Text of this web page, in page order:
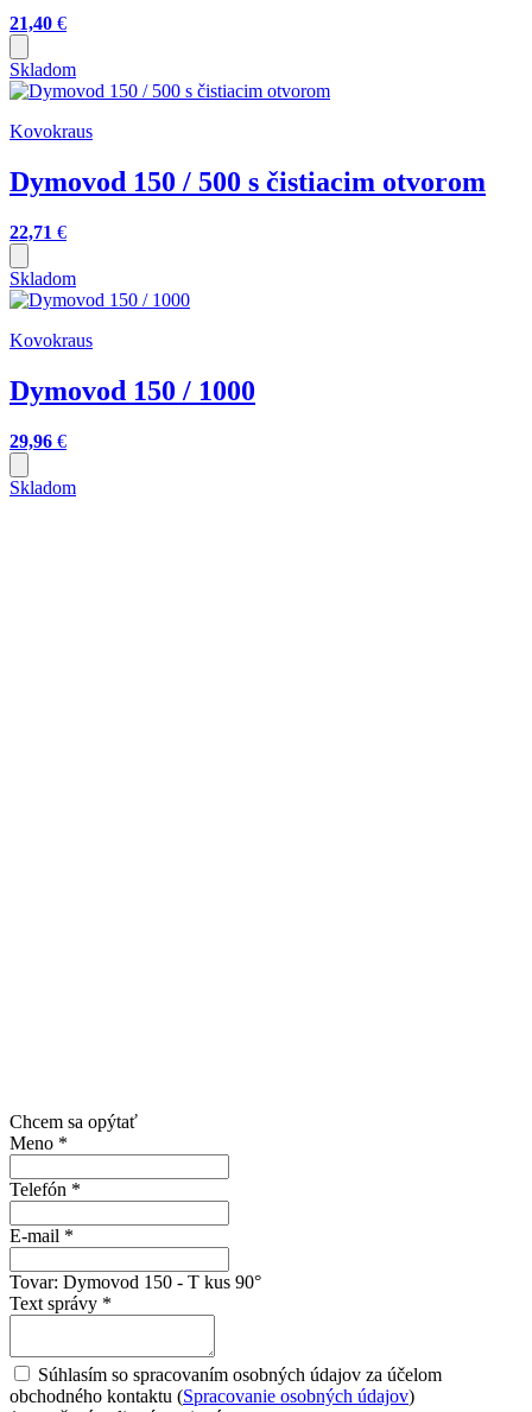
21,40 €
Skladom
Kovokraus
Dymovod 150 / 500 s čistiacim otvorom
22,71 €
Skladom
Kovokraus
Dymovod 150 / 1000
29,96 €
Skladom
Chcem sa opýtať
Meno *
Telefón *
E-mail *
Tovar: Dymovod 150 - T kus 90°
Text správy *
Súhlasím so spracovaním osobných údajov za účelom
obchodného kontaktu (Spracovanie osobných údajov)